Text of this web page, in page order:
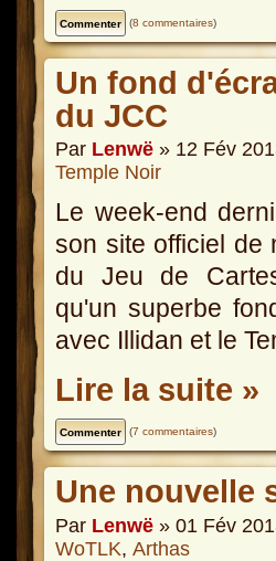
(8 commentaires)
Un fond
du JCC
Par Lenwë » 12 Fév
Temple Noir
Le week-end
son site officiel de
du Jeu de
qu'un superbe
avec Illidan et le
Lire la suite »
(7 commentaires)
Une nouvelle
Par Lenwë » 01 Fév
WoTLK, Arthas